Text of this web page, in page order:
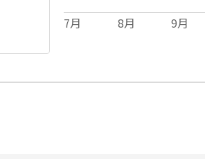
7月 8月 9月